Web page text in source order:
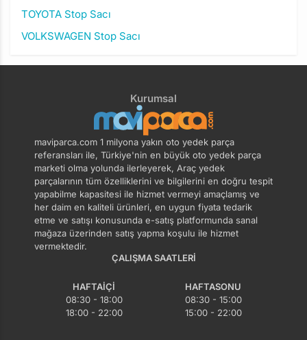
TOYOTA Stop Sacı
VOLKSWAGEN Stop Sacı
Kurumsal
maviparca.com 1 milyona yakın oto yedek parça
referansları ile, Türkiye'nin en büyük oto yedek parça
marketi olma yolunda ilerleyerek, Araç yedek
parçalarının tüm özelliklerini ve bilgilerini en doğru tespit
yapabilme kapasitesi ile hizmet vermeyi amaçlamış ve
her daim en kaliteli ürünleri, en uygun fiyata tedarik
etme ve satışı konusunda e-satış platformunda sanal
mağaza üzerinden satış yapma koşulu ile hizmet
vermektedir.
ÇALIŞMA SAATLERI
HAFTAIÇI
08:30 - 18:00
18:00 - 22:00
HAFTASONU
08:30 - 15:00
15:00 - 22:00